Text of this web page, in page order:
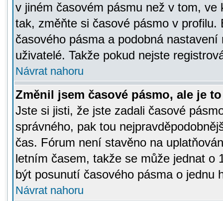
v jiném časovém pásmu než v tom,
tak, změňte si časové pásmo v
časového pásma a podobná
uživatelé. Takže pokud nejste
Návrat nahoru
Změnil jsem časové pásmo, ale je
Jste si jisti, že jste zadali časové
správného, pak tou
čas. Fórum není stavěno na
letním časem, takže se může jednat o
být posunutí časového pásma o jednu
Návrat nahoru